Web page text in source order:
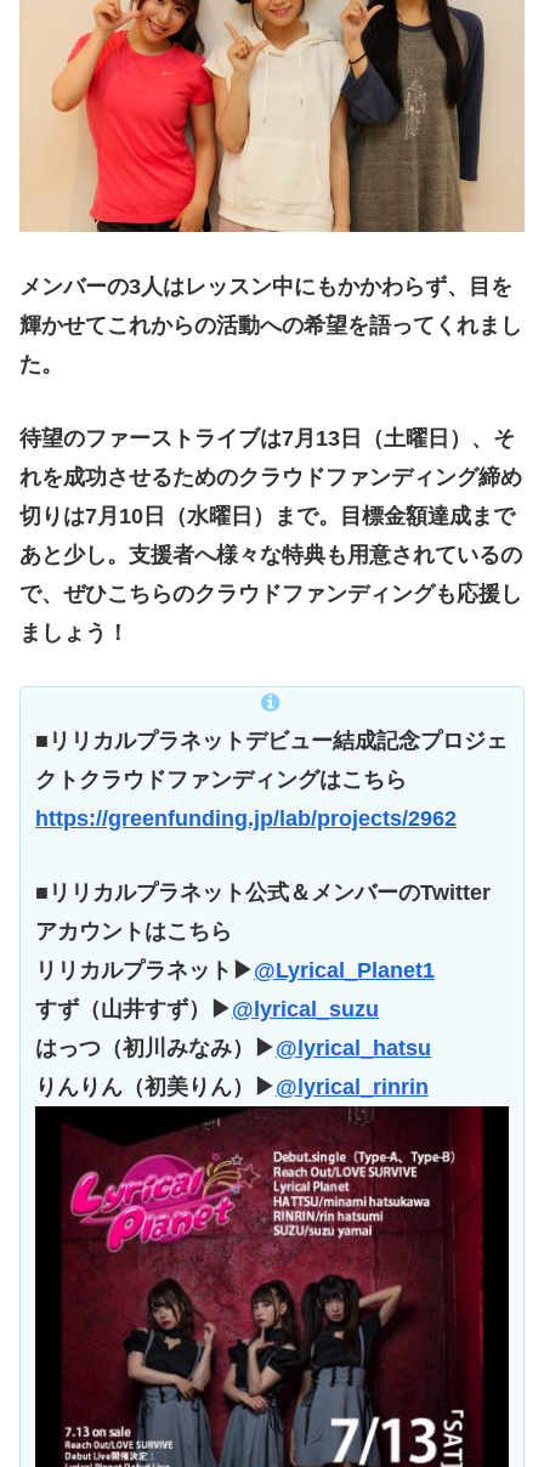
メンバーの3人はレッスン中にもかかわらず、目を
輝かせてこれからの活動への希望を語ってくれまし
た。
待望のファーストライブは7月13日（土曜日）、そ
れを成功させるためのクラウドファンディング締め
切りは7月10日（水曜日）まで。目標金額達成まで
あと少し。支援者へ様々な特典も用意されているの
で、ぜひこちらのクラウドファンディングも応援し
ましょう！
■リリカルプラネットデビュー結成記念プロジェ
クトクラウドファンディングはこちら
https://greenfunding.jp/lab/projects/2962
■リリカルプラネット公式＆メンバーのTwitter
アカウントはこちら
リリカルプラネット▶@Lyrical_Planet1
すず（山井すず）▶@lyrical_suzu
はっつ（初川みなみ）▶@lyrical_hatsu
りんりん（初美りん）▶@lyrical_rinrin